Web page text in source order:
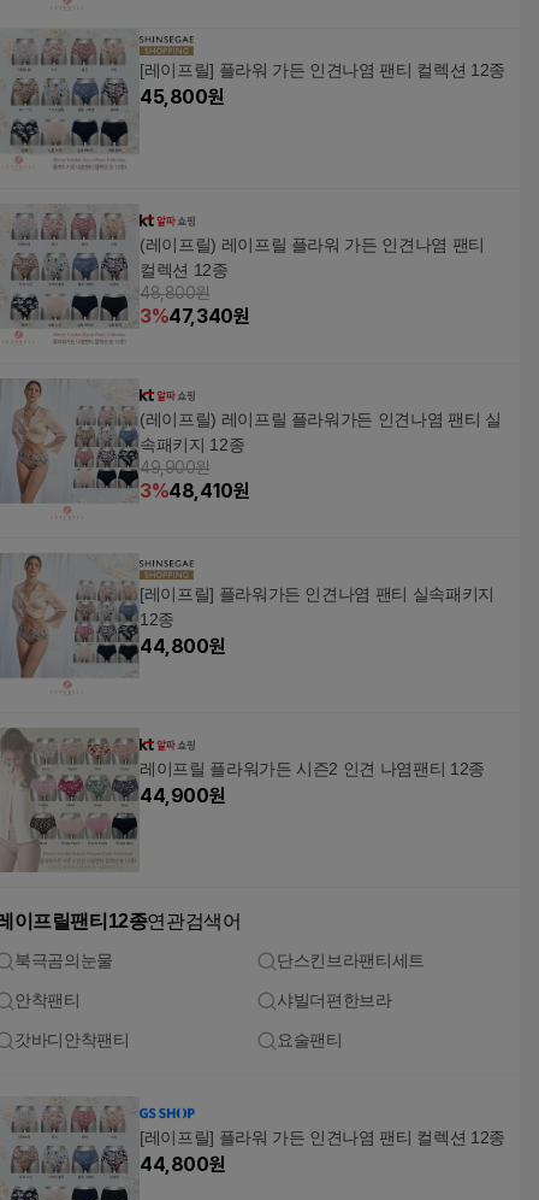
[레이프릴] 플라워 가든 인견나염 팬티 컬렉션 12종
45,800원
(레이프릴) 레이프릴 플라워 가든 인견나염 팬티
컬렉션 12종
48,800원
3%47,340원
(레이프릴) 레이프릴 플라워가든 인견나염 팬티 실
속패키지 12종
49,900원
3%48,410원
[레이프릴] 플라워가든 인견나염 팬티 실속패키지
12종
44,800원
레이프릴 플라워가든 시즌2 인견 나염팬티 12종
44,900원
이프릴팬티12종연관검색어
북극곰의눈물 단스킨브라팬티세트
안착팬티 샤빌더편한브라
갓바디안착팬티 요술팬티
[레이프릴] 플라워 가든 인견나염 팬티 컬렉션 12종
44,800원